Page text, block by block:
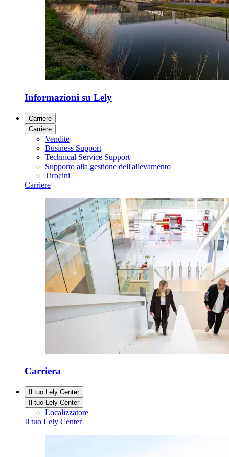
Informazioni su Lely
Carriere
Carriere
Vendite
Business Support
Technical Service Support
Supporto alla gestione dell'allevamento
Tirocini
Carriere
Carriera
Il tuo Lely Center
Il tuo Lely Center
Localizzatore
Il tuo Lely Center